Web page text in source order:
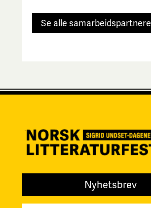
Se alle samarbeidspartnere
Nyhetsbrev